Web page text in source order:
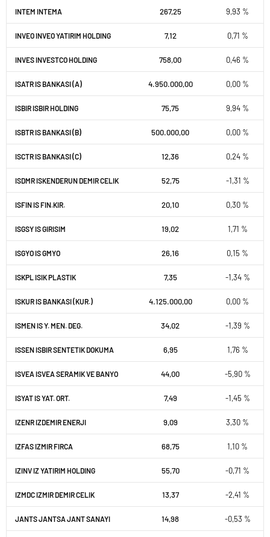
INTEM INTEMA 267,25 9,93 %
INVEO INVEO YATIRIM HOLDING 7,12 0,71 %
INVES INVESTCO HOLDING 758,00 0,46 %
ISATR IS BANKASI (A) 4.950.000,00 0,00 %
ISBIR ISBIR HOLDING 75,75 9,94 %
ISBTR IS BANKASI (B) 500.000,00 0,00 %
ISCTR IS BANKASI (C) 12,36 0,24 %
ISDMR ISKENDERUN DEMIR CELIK 52,75 -1,31 %
ISFIN IS FIN.KIR. 20,10 0,30 %
ISGSY IS GIRISIM 19,02 1,71 %
ISGYO IS GMYO 26,16 0,15 %
ISKPL ISIK PLASTIK 7,35 -1,34 %
ISKUR IS BANKASI (KUR.) 4.125.000,00 0,00 %
ISMEN IS Y. MEN. DEG. 34,02 -1,39 %
ISSEN ISBIR SENTETIK DOKUMA 6,95 1,76 %
ISVEA ISVEA SERAMIK VE BANYO 44,00 -5,90 %
ISYAT IS YAT. ORT. 7,49 -1,45 %
IZENR IZDEMIR ENERJI 9,09 3,30 %
IZFAS IZMIR FIRCA 68,75 1,10 %
IZINV IZ YATIRIM HOLDING 55,70 -0,71 %
IZMDC IZMIR DEMIR CELIK 13,37 -2,41 %
JANTS JANTSA JANT SANAYI 14,98 -0,53 %